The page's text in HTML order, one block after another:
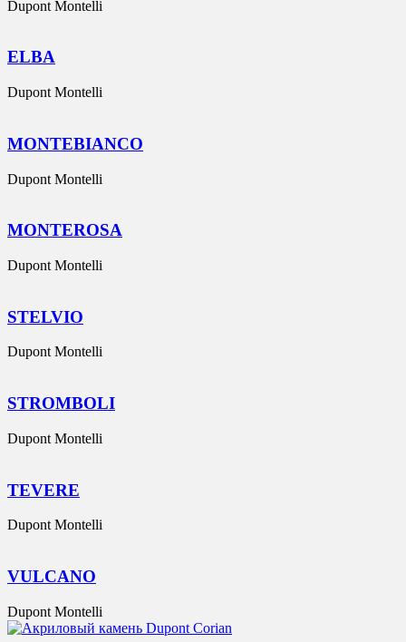
Dupont Montelli
ELBA
Dupont Montelli
MONTEBIANCO
Dupont Montelli
MONTEROSA
Dupont Montelli
STELVIO
Dupont Montelli
STROMBOLI
Dupont Montelli
TEVERE
Dupont Montelli
VULCANO
Dupont Montelli